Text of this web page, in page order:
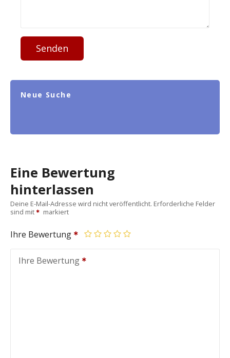
Senden
Neue Suche
Eine Bewertung
hinterlassen
Deine E-Mail-Adresse wird nicht veröffentlicht. Erforderliche Felder
sind mit
markiert
Ihre Bewertung
Ihre Bewertung